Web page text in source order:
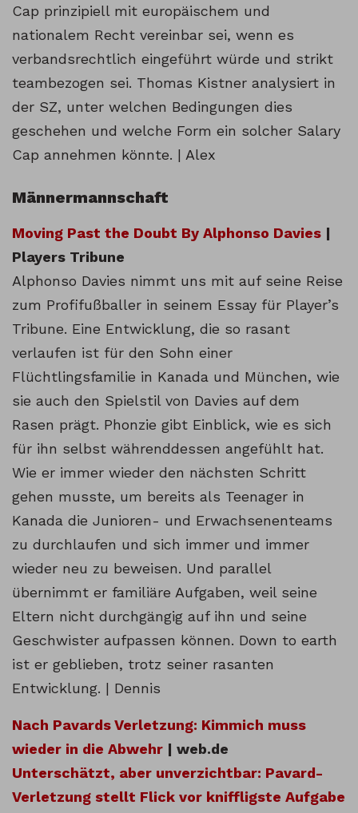
Cap prinzipiell mit europäischem und
nationalem Recht vereinbar sei, wenn es
verbandsrechtlich eingeführt würde und strikt
teambezogen sei. Thomas Kistner analysiert in
der SZ, unter welchen Bedingungen dies
geschehen und welche Form ein solcher Salary
Cap annehmen könnte. | Alex
Männermannschaft
Moving Past the Doubt By Alphonso Davies |
Players Tribune
Alphonso Davies nimmt uns mit auf seine Reise
zum Profifußballer in seinem Essay für Player’s
Tribune. Eine Entwicklung, die so rasant
verlaufen ist für den Sohn einer
Flüchtlingsfamilie in Kanada und München, wie
sie auch den Spielstil von Davies auf dem
Rasen prägt. Phonzie gibt Einblick, wie es sich
für ihn selbst währenddessen angefühlt hat.
Wie er immer wieder den nächsten Schritt
gehen musste, um bereits als Teenager in
Kanada die Junioren- und Erwachsenenteams
zu durchlaufen und sich immer und immer
wieder neu zu beweisen. Und parallel
übernimmt er familiäre Aufgaben, weil seine
Eltern nicht durchgängig auf ihn und seine
Geschwister aufpassen können. Down to earth
ist er geblieben, trotz seiner rasanten
Entwicklung. | Dennis
Nach Pavards Verletzung: Kimmich muss
wieder in die Abwehr | web.de
Unterschätzt, aber unverzichtbar: Pavard-
Verletzung stellt Flick vor kniffligste Aufgabe